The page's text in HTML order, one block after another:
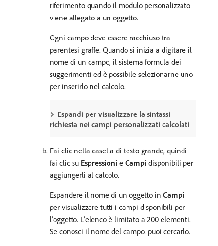
riferimento quando il modulo personalizzato
viene allegato a un oggetto.
Ogni campo deve essere racchiuso tra
parentesi graffe. Quando si inizia a digitare il
nome di un campo, il sistema formula dei
suggerimenti ed è possibile selezionarne uno
per inserirlo nel calcolo.
Espandi per visualizzare la sintassi
richiesta nei campi personalizzati calcolati
Fai clic nella casella di testo grande, quindi
fai clic su Espressioni e Campi disponibili per
aggiungerli al calcolo.
Espandere il nome di un oggetto in Campi
per visualizzare tutti i campi disponibili per
l’oggetto. L’elenco è limitato a 200 elementi.
Se conosci il nome del campo, puoi cercarlo.